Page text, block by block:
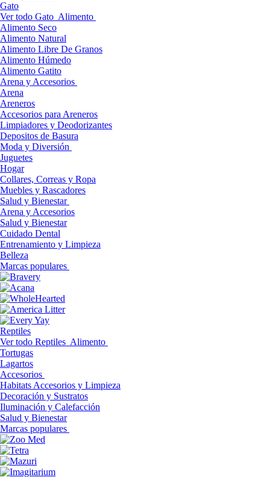
Gato
Ver todo Gato Alimento
Alimento Seco
Alimento Natural
Alimento Libre De Granos
Alimento Húmedo
Alimento Gatito
Arena y Accesorios
Arena
Areneros
Accesorios para Areneros
Limpiadores y Deodorizantes
Depositos de Basura
Moda y Diversión
Juguetes
Hogar
Collares, Correas y Ropa
Muebles y Rascadores
Salud y Bienestar
Arena y Accesorios
Salud y Bienestar
Cuidado Dental
Entrenamiento y Limpieza
Belleza
Marcas populares
Reptiles
Ver todo Reptiles Alimento
Tortugas
Lagartos
Accesorios
Habitats Accesorios y Limpieza
Decoración y Sustratos
Iluminación y Calefacción
Salud y Bienestar
Marcas populares